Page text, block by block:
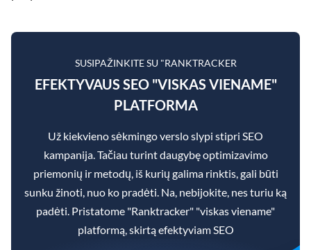
SUSIPAŽINKITE SU "RANKTRACKER
EFEKTYVAUS SEO "VISKAS VIENAME"
PLATFORMA
Už kiekvieno sėkmingo verslo slypi stipri SEO
kampanija. Tačiau turint daugybę optimizavimo
priemonių ir metodų, iš kurių galima rinktis, gali būti
sunku žinoti, nuo ko pradėti. Na, nebijokite, nes turiu ką
padėti. Pristatome "Ranktracker" "viskas viename"
platformą, skirtą efektyviam SEO